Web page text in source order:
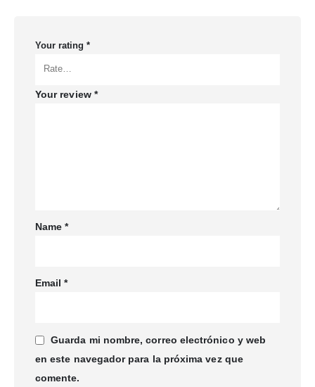
Your rating *
Your review *
Name*
Email*
Guarda mi nombre, correo electrónico y web
en este navegador para la próxima vez que
comente.